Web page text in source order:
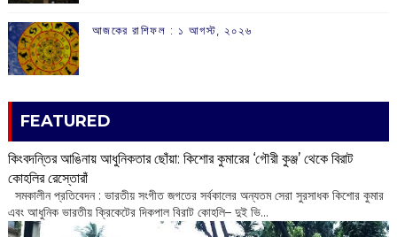
আজকের রাশিফল :‌ ‌‌১ আগস্ট, ২০২৬
FEATURED
কিংবদন্তির আঙিনায় আধুনিকতার ছোঁয়া: কিশোর কুমারের ‘গৌরী কুঞ্জ’ থেকে বিরাট
কোহলির রেস্তোরাঁ
‌ সমকালীন প্রতিবেদন : ভারতীয় সংগীত জগতের সর্বকালের অন্যতম সেরা সুরসাধক কিশোর কুমার
এবং আধুনিক ভারতীয় ক্রিকেটের দিকপাল বিরাট কোহলি– ‌দুই ভি...